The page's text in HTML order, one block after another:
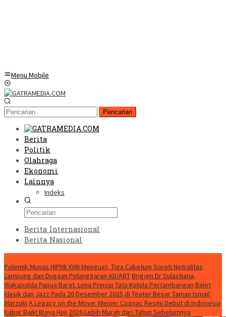
Menu Mobile
Pencarian
Berita
Politik
Olahraga
Ekonomi
Lainnya
Indeks
Berita Internasional
Berita Nasional
Polemik Munas HIPMI XVIII Menguat, Tiga Caketum Soroti Netralitas
Lampung dan Dugaan Pelanggaran AD/ARTBrigjen Dr Sulastiana,
Wakapolda Papua Barat: Lima Prinsip Tata Kelola Pertambangan Balet
klasik dan Jazz Pada 20 Desember 2025 di Teater Besar Taman Ismail
Marzuki A Legacy on the Move: Menier Cognac Resmi Debut di Indonesia
Kabar Baik! Biaya Haji 2026 Lebih Murah dari Tahun Sebelumnya